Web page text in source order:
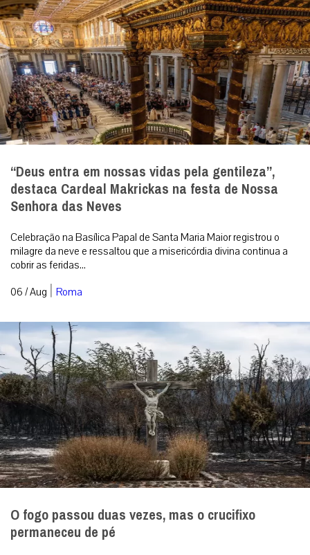
“Deus entra em nossas vidas pela gentileza”,
destaca Cardeal Makrickas na festa de Nossa
Senhora das Neves
Celebração na Basílica Papal de Santa Maria Maior registrou o
milagre da neve e ressaltou que a misericórdia divina continua a
cobrir as feridas...
06 / Aug | Roma
O fogo passou duas vezes, mas o crucifixo
permaneceu de pé